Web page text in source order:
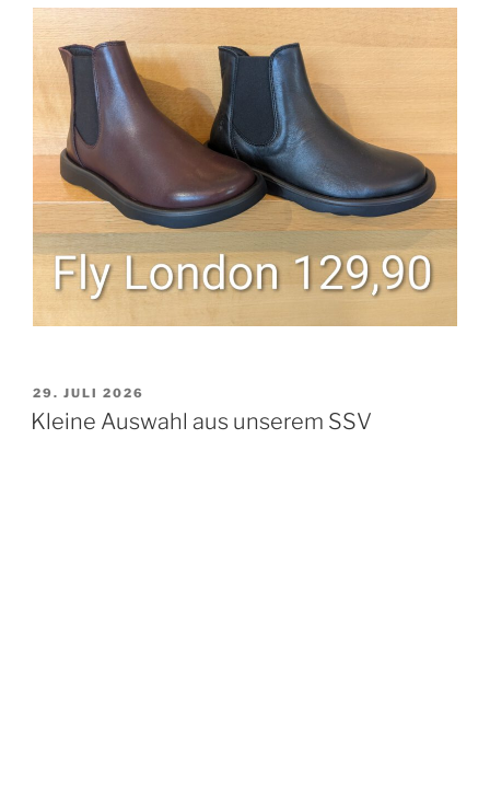
VERÖFFENTLICHT
AM
29. JULI 2026
Kleine Auswahl aus unserem SSV